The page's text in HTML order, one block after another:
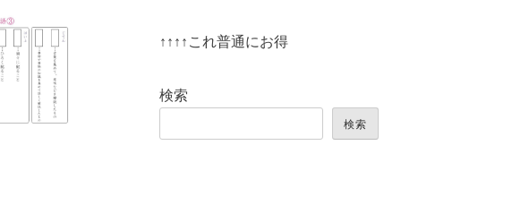
↑↑↑↑これ普通にお得
検索
検索